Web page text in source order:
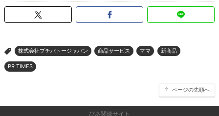
> 株式会社プチバトージャパン 商品サービス ママ 新商品
PR TIMES
ページの先頭へ
ぴあ関連サイト